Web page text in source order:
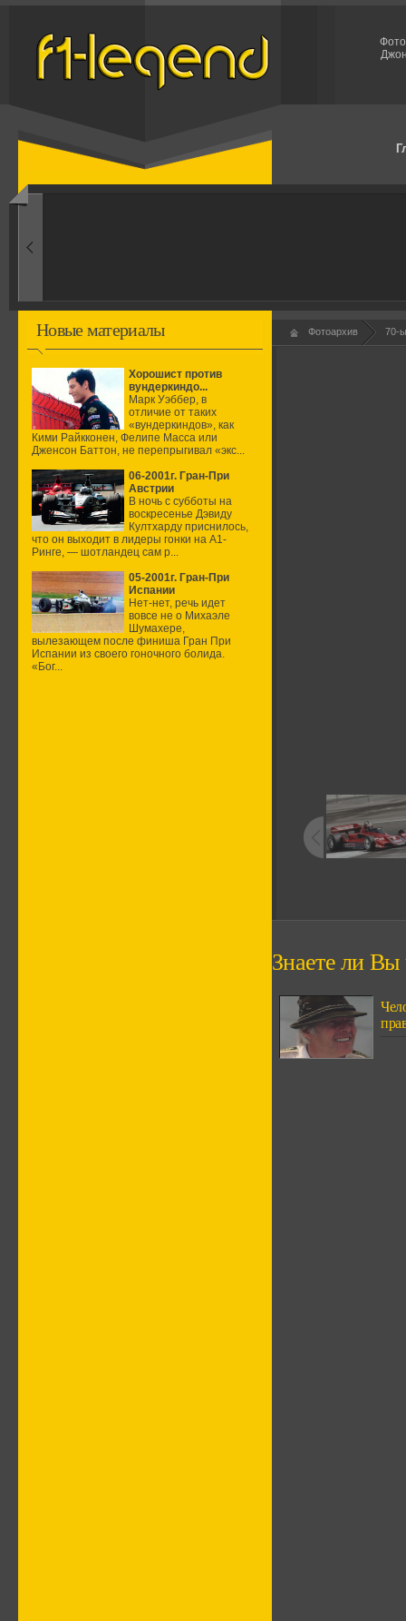
1960-ые
Новые материалы
Хорошист против
вундеркиндо...
Марк Уэббер, в
отличие от таких
«вундеркиндов», как
Кими Райкконен, Фелипе Масса или
Дженсон Баттон, не перепрыгивал «экс...
06-2001г. Гран-При
Австрии
В ночь с субботы на
воскресенье Дэвиду
Култхарду приснилось,
что он выходит в лидеры гонки на А1-
Ринге, — шотландец сам р...
05-2001г. Гран-При
Испании
Нет-нет, речь идет
вовсе не о Михаэле
Шумахере,
вылезающем после финиша Гран При
Испании из своего гоночного болида.
«Бог...
Фотоархив 70-
Знаете ли Вы